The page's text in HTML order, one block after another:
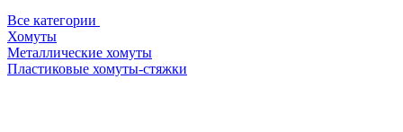
Все категории
Хомуты
Металлические хомуты
Пластиковые хомуты-стяжки